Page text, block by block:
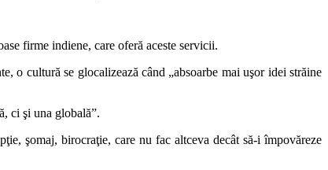
firme indiene, care oferă aceste servicii.
o cultură se glocalizează când „absoarbe mai uşor idei străine
ci şi una globală”.
şomaj, birocraţie, care nu fac altceva decât să-i împovăreze